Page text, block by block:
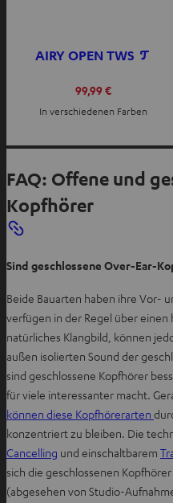
AIRY OPEN TWS
99,99 €
In verschiedenen Farben
FAQ: Offene und
Kopfhörer
Sind geschlossene Over-Ear-
Beide Bauarten haben ihre Vor-
verfügen in der Regel über
natürliches Klangbild, können
außen isolierten Sound der
sind geschlossene Kopfhörer
für viele interessanter macht.
können diese Kopfhörerarten
konzentriert zu bleiben. Die
Cancelling und einschaltbarem
sich die geschlossenen
(abgesehen von Studio-